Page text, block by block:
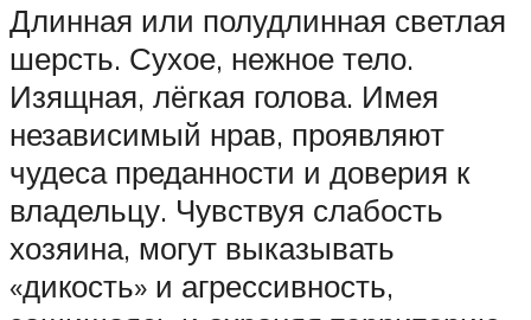
Длинная или полудлинная светлая
шерсть. Сухое, нежное тело.
Изящная, лёгкая голова. Имея
независимый нрав, проявляют
чудеса преданности и доверия к
владельцу. Чувствуя слабость
хозяина, могут выказывать
«дикость» и агрессивность,